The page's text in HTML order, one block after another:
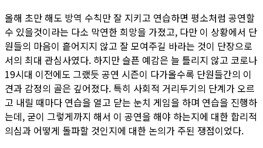
올해 초만 해도 방역 수칙만 잘 지키고 연습하면 평소처럼 공연할
수 있을것이라는 다소 막연한 희망을 가졌고, 다만 이 상황에서 단
원들의 마음이 흩어지지 않고 잘 모여주길 바라는 것이 단장으로
서의 최대 관심사였다. 하지만 슬픈 예감은 늘 틀리지 않고 코로나
19시대 이전에도 그랬듯 공연 시즌이 다가올수록 단원들간의 이
견과 감정의 골은 깊어졌다. 특히 사회적 거리두기의 단계가 오르
고 내릴 때마다 연습을 열고 닫는 눈치 게임을 하며 연습을 진행하
는데, 굳이 그렇게까지 해서 이 공연을 해야 하는지에 대한 합리적
의심과 어떻게 돌파할 것인지에 대한 논의가 주된 쟁점이었다.